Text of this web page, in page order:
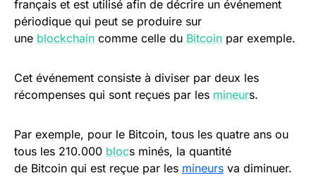
français et est utilisé afin de décrire un événement
périodique qui peut se produire sur
une blockchain comme celle du Bitcoin par exemple.
Cet événement consiste à diviser par deux les
récompenses qui sont reçues par les mineurs.
Par exemple, pour le Bitcoin, tous les quatre ans ou
tous les 210.000 blocs minés, la quantité
de Bitcoin qui est reçue par les mineurs va diminuer.